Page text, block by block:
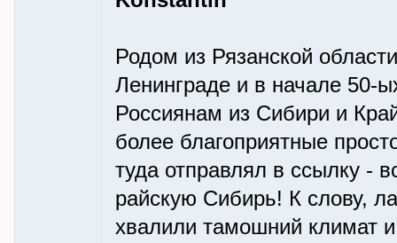
Родом из Рязанской
Ленинграде и в начале 50-
Россиянам из Сибири и
более благоприятные
туда отправлял в ссылку -
райскую Сибирь! К слову,
хвалили тамошний климат